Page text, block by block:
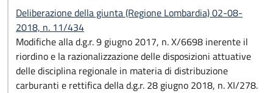
Deliberazione della giunta (Regione Lombardia) 02-08-
2018, n. 11/434
Modifiche alla d.g.r. 9 giugno 2017, n. X/6698 inerente il
riordino e la razionalizzazione delle disposizioni attuative
delle disciplina regionale in materia di distribuzione
carburanti e rettifica della d.g.r. 28 giugno 2018, n. XI/278.